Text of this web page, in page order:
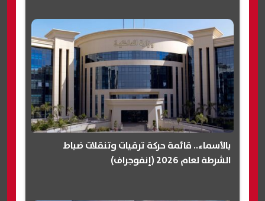
بالأسماء.. قائمة حركة ترقيات وتنقلات ضباط
الشرطة لعام 2026 (إنفوجراف)